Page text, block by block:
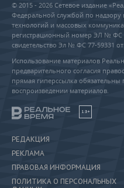
© 2015 - 2026 Сетевое издание
Федеральной службой по
технологий и массовых
регистрационный номер ЭЛ № ФС
свидетельство Эл № ФС 77-59331 от
Использование материалов
предварительного согласия
прямая гиперссылка
воспроизведении материалов.
18+
РЕДАКЦИЯ
РЕКЛАМА
ПРАВОВАЯ ИНФОРМАЦИЯ
ПОЛИТИКА О ПЕРСОНАЛЬНЫХ